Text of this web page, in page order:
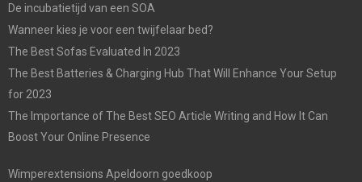
De incubatietijd van een SOA
Wanneer kies je voor een twijfelaar bed?
The Best Sofas Evaluated In 2023
The Best Batteries & Charging Hub That Will Enhance Your Setup
for 2023
The Importance of The Best SEO Article Writing and How It Can
Boost Your Online Presence
Wimperextensions Apeldoorn goedkoop